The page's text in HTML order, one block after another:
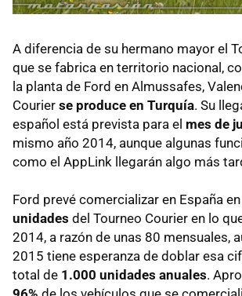
A diferencia de su hermano mayor el
que se fabrica en territorio nacional,
la planta de Ford en Almussafes,
Courier se produce en Turquía. Su
español está prevista para el mes de
mismo año 2014, aunque algunas
como el AppLink llegarán algo más
Ford prevé comercializar en España
unidades del Tourneo Courier en lo
2014, a razón de unas 80 mensuales,
2015 tiene esperanza de doblar esa
total de 1.000 unidades anuales.